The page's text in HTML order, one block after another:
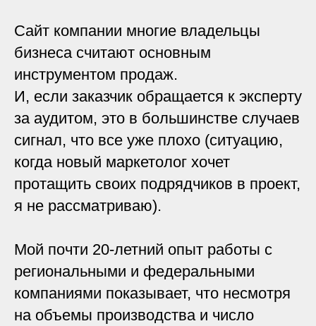
Сайт компании многие владельцы
бизнеса считают основным
инструментом продаж.
И, если заказчик обращается к эксперту
за аудитом, это в большинстве случаев
сигнал, что все уже плохо (ситуацию,
когда новый маркетолог хочет
протащить своих подрядчиков в проект,
я не рассматриваю).
Мой почти 20-летний опыт работы с
региональными и федеральными
компаниями показывает, что несмотря
на объемы производства и число